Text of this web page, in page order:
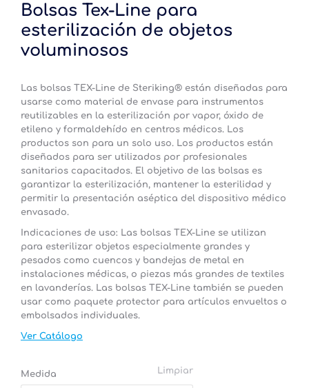
Bolsas Tex-Line para
esterilización de objetos
voluminosos
Las bolsas TEX-Line de Steriking® están diseñadas para
usarse como material de envase para instrumentos
reutilizables en la esterilización por vapor, óxido de
etileno y formaldehído en centros médicos. Los
productos son para un solo uso. Los productos están
diseñados para ser utilizados por profesionales
sanitarios capacitados. El objetivo de las bolsas es
garantizar la esterilización, mantener la esterilidad y
permitir la presentación aséptica del dispositivo médico
envasado.
Indicaciones de uso: Las bolsas TEX-Line se utilizan
para esterilizar objetos especialmente grandes y
pesados como cuencos y bandejas de metal en
instalaciones médicas, o piezas más grandes de textiles
en lavanderías. Las bolsas TEX-Line también se pueden
usar como paquete protector para artículos envueltos o
embolsados individuales.
Ver Catálogo
Medida Limpiar